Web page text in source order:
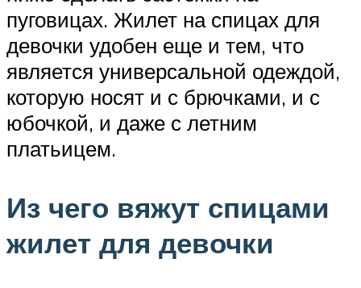
пуговицах. Жилет на спицах для
девочки удобен еще и тем, что
является универсальной одеждой,
которую носят и с брючками, и с
юбочкой, и даже с летним
платьицем.
Из чего вяжут спицами
жилет для девочки